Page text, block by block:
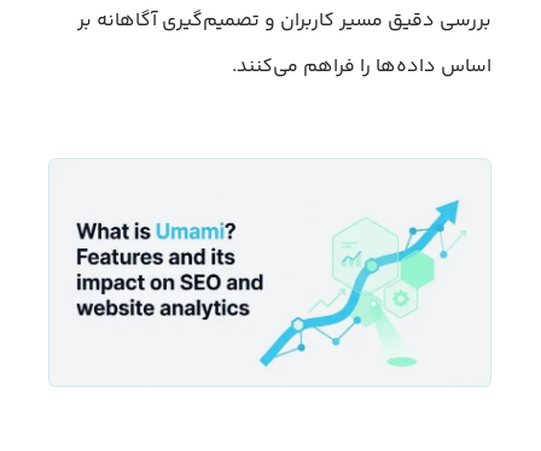
بررسی دقیق مسیر کاربران و تصمیم‌گیری آگاهانه بر
اساس داده‌ها را فراهم می‌کنند.